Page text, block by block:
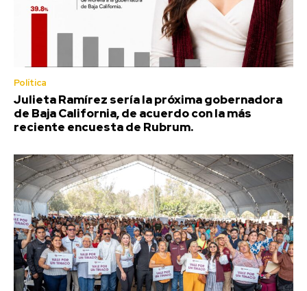
Política
Julieta Ramírez sería la próxima gobernadora
de Baja California, de acuerdo con la más
reciente encuesta de Rubrum.